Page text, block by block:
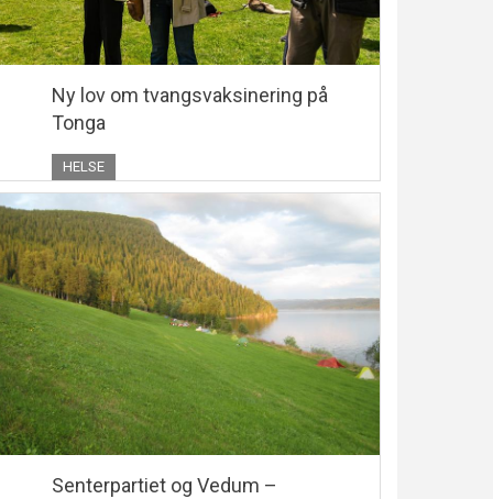
Ny lov om tvangsvaksinering på
Tonga
HELSE
Senterpartiet og Vedum –